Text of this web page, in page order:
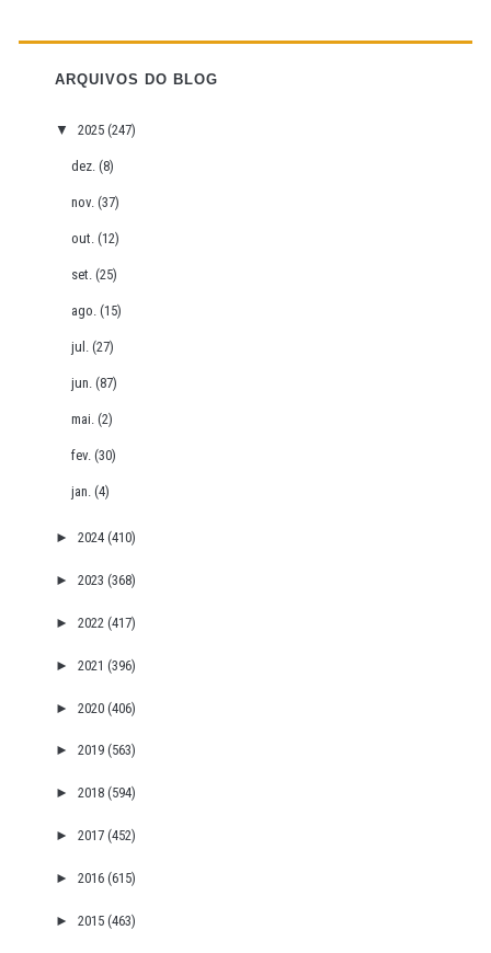
ARQUIVOS DO BLOG
▼ 2025 (247)
dez.(8)
nov.(37)
out.(12)
set.(25)
ago.(15)
jul.(27)
jun.(87)
mai.(2)
fev.(30)
jan.(4)
► 2024 (410)
► 2023 (368)
► 2022 (417)
► 2021 (396)
► 2020 (406)
► 2019 (563)
► 2018 (594)
► 2017 (452)
► 2016 (615)
► 2015 (463)